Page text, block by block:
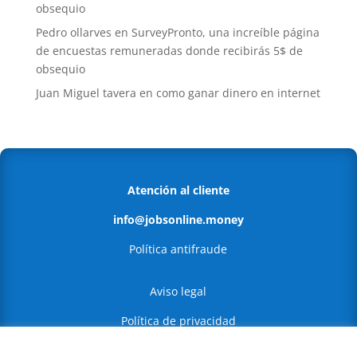
obsequio
Pedro ollarves en SurveyPronto, una increíble página
de encuestas remuneradas donde recibirás 5$ de
obsequio
Juan Miguel tavera en como ganar dinero en internet
Atención al cliente
info@jobsonline.money
Política antifraude
Aviso legal
Política de privacidad